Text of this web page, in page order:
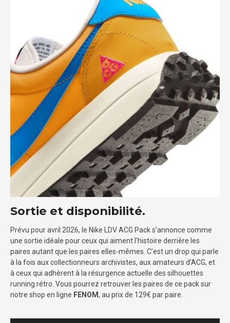
Sortie et disponibilité.
Prévu pour avril 2026, le Nike LDV ACG Pack s’annonce comme
une sortie idéale pour ceux qui aiment l’histoire derrière les
paires autant que les paires elles-mêmes. C’est un drop qui parle
à la fois aux collectionneurs archivistes, aux amateurs d’ACG, et
à ceux qui adhèrent à la résurgence actuelle des silhouettes
running rétro. Vous pourrez retrouver les paires de ce pack sur
notre shop en ligne FENOM, au prix de 129€ par paire.